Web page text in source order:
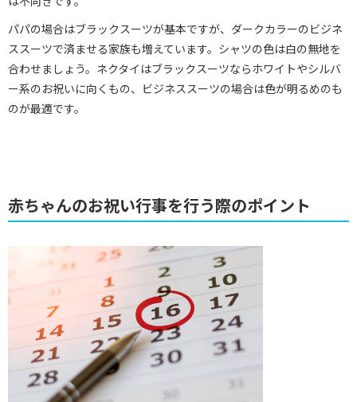
パパの場合はブラックスーツが基本ですが、ダークカラーのビジネ
ススーツで済ませる家族も増えています。シャツの色は白の無地を
合わせましょう。ネクタイはブラックスーツならホワイトやシルバ
ー系のお祝いに向くもの、ビジネススーツの場合は色が明るめのも
のが最適です。
赤ちゃんのお祝い行事を行う際のポイント